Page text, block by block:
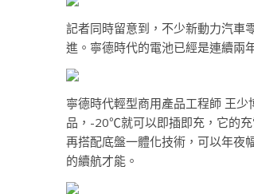
記者同時留意到，不少新動力汽車
進。寧德時代的電池已經是連續兩
寧德時代輕型商用產品工程師 王
品，-20℃就可以即插即充，它的
再搭配底盤一體化技術，可以年夜
的續航才能。